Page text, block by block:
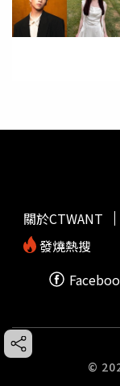
關於CTWANT
發燒熱搜
©